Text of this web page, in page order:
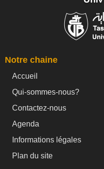
Notre chaine
Accueil
Qui-sommes-nous?
Contactez-nous
Agenda
Informations légales
Plan du site